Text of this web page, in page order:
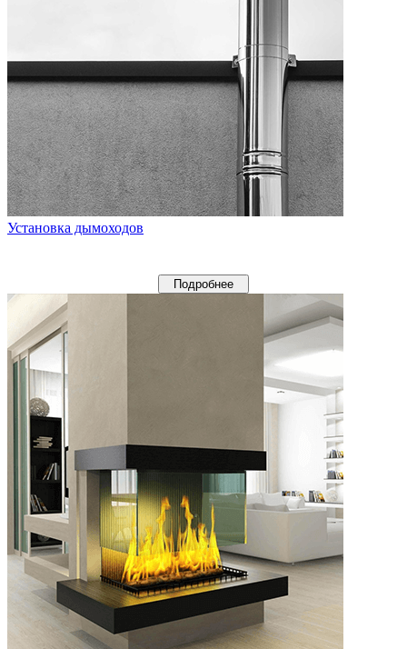
Установка дымоходов
Подробнее